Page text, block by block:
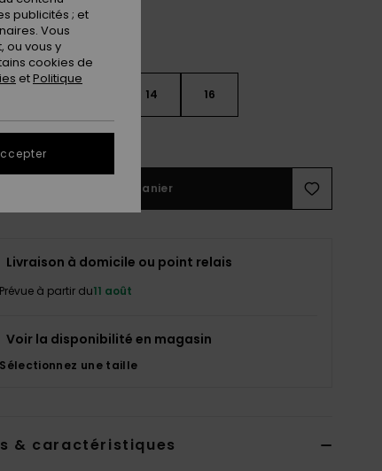
14 16
Guide des tailles
Ajouter au panier
Livraison à domicile ou point relais
Prévue à partir du11 août
Voir la disponibilité en magasin
Sélectionnez une taille
& caractéristiques
publicités ; et
Vous
ou vous y
cookies de
etPolitique